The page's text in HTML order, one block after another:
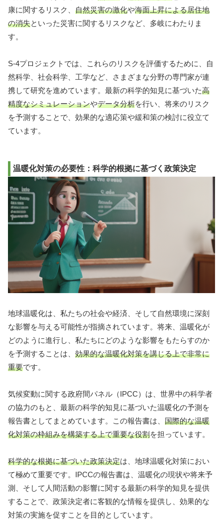
康に関するリスク、 自然災害の激化や海面上昇による居住地
の消失といった災害に関するリスクなど、多岐にわたりま
す。
S-4プロジェクトでは、これらのリスクを評価するために、自
然科学、社会科学、工学など、さまざまな分野の専門家が連
携して研究を進めています。最新の科学的知見に基づいた高
精度なシミュレーションやデータ分析を行い、将来のリスク
を予測することで、効果的な適応策や緩和策の検討に役立て
ています。
温暖化対策の必要性：科学的根拠に基づく政策決定
地球温暖化は、私たちの社会や経済、そして自然環境に深刻
な影響を与える可能性が指摘されています。将来、温暖化が
どのように進行し、私たちにどのような影響をもたらすのか
を予測することは、 効果的な温暖化対策を講じる上で非常に
重要です。
気候変動に関する政府間パネル（IPCC）は、世界中の科学者
の協力のもと、最新の科学的知見に基づいた温暖化の予測を
報告書としてまとめています。この報告書は、 国際的な温暖
化対策の枠組みを構築する上で重要な役割を担っています。
科学的な根拠に基づいた政策決定は、地球温暖化対策におい
て極めて重要です。IPCCの報告書は、温暖化の現状や将来予
測、そして人間活動の影響に関する最新の科学的知見を提供
することで、政策決定者に客観的な情報を提供し、効果的な
対策の実施を促すことを目的としています。